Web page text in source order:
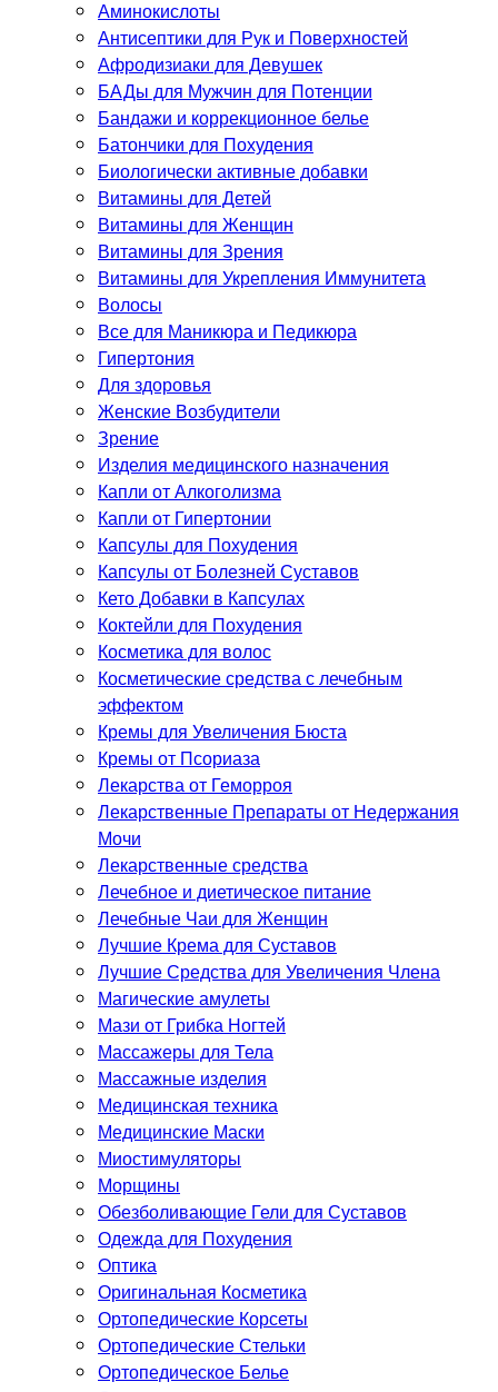
Аминокислоты
Антисептики для Рук и Поверхностей
Афродизиаки для Девушек
БАДы для Мужчин для Потенции
Бандажи и коррекционное белье
Батончики для Похудения
Биологически активные добавки
Витамины для Детей
Витамины для Женщин
Витамины для Зрения
Витамины для Укрепления Иммунитета
Волосы
Все для Маникюра и Педикюра
Гипертония
Для здоровья
Женские Возбудители
Зрение
Изделия медицинского назначения
Капли от Алкоголизма
Капли от Гипертонии
Капсулы для Похудения
Капсулы от Болезней Суставов
Кето Добавки в Капсулах
Коктейли для Похудения
Косметика для волос
Косметические средства с лечебным
эффектом
Кремы для Увеличения Бюста
Кремы от Псориаза
Лекарства от Геморроя
Лекарственные Препараты от Недержания
Мочи
Лекарственные средства
Лечебное и диетическое питание
Лечебные Чаи для Женщин
Лучшие Крема для Суставов
Лучшие Средства для Увеличения Члена
Магические амулеты
Мази от Грибка Ногтей
Массажеры для Тела
Массажные изделия
Медицинская техника
Медицинские Маски
Миостимуляторы
Морщины
Обезболивающие Гели для Суставов
Одежда для Похудения
Оптика
Оригинальная Косметика
Ортопедические Корсеты
Ортопедические Стельки
Ортопедическое Белье